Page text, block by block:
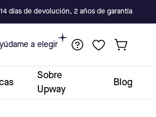
14 días de devolución, 2 años de garantía
a elegir
Sobre
Upway
Blog